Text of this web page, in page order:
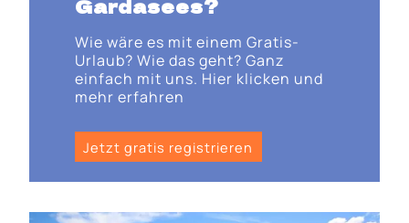
Gardasees?
Wie wäre es mit einem Gratis-
Urlaub? Wie das geht? Ganz
einfach mit uns. Hier klicken und
mehr erfahren
Jetzt gratis registrieren